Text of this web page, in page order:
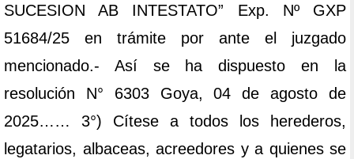
SUCESION AB INTESTATO” Exp. Nº GXP
51684/25 en trámite por ante el juzgado
mencionado.- Así se ha dispuesto en la
resolución N° 6303 Goya, 04 de agosto de
2025…… 3°) Cítese a todos los herederos,
legatarios, albaceas, acreedores y a quienes se